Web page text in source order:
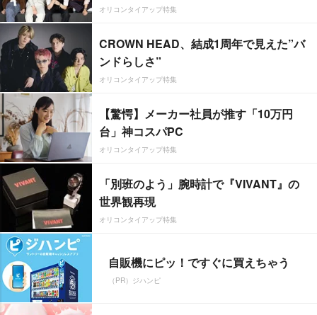
オリコンタイアップ特集
CROWN HEAD、結成1周年で見えた”バ
ンドらしさ”
オリコンタイアップ特集
【驚愕】メーカー社員が推す「10万円
台」神コスパPC
オリコンタイアップ特集
「別班のよう」腕時計で『VIVANT』の
世界観再現
オリコンタイアップ特集
自販機にピッ！ですぐに買えちゃう
（PR）ジハンピ